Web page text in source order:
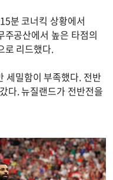
분 코너킥 상황에서
공산에서 높은 타점의
로 리드했다.
세밀함이 부족했다. 전반
다. 뉴질랜드가 전반전을